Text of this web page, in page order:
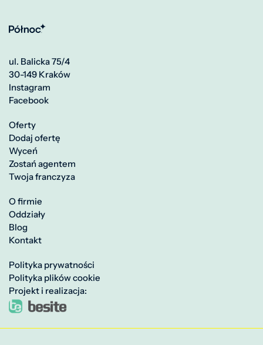
ul. Balicka 75/4
30-149 Kraków
Instagram
Facebook
Oferty
Dodaj ofertę
Wyceń
Zostań agentem
Twoja franczyza
O firmie
Oddziały
Blog
Kontakt
Polityka prywatności
Polityka plików cookie
Projekt i realizacja: